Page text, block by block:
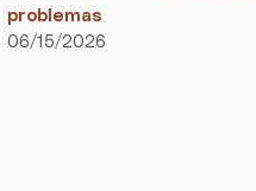
problemas
06/15/2026